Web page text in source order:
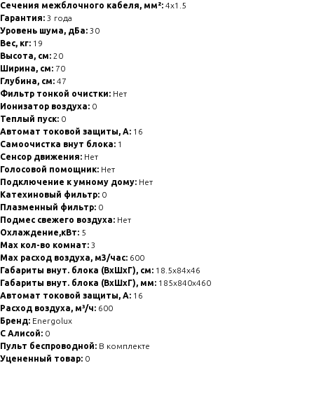
Сечения межблочного кабеля, мм²: 4x1.5
Гарантия: 3 года
Уровень шума, дБа: 30
Вес, кг: 19
Высота, см: 20
Ширина, см: 70
Глубина, см: 47
Фильтр тонкой очистки: Нет
Ионизатор воздуха: 0
Теплый пуск: 0
Автомат токовой защиты, А: 16
Самоочистка внут блока: 1
Сенсор движения: Нет
Голосовой помощник: Нет
Подключение к умному дому: Нет
Катехиновый фильтр: 0
Плазменный фильтр: 0
Подмес свежего воздуха: Нет
Охлаждение,кВт: 5
Max кол-во комнат: 3
Max расход воздуха, м3/час: 600
Габариты внут. блока (ВхШхГ), см: 18.5x84x46
Габариты внут. блока (ВхШхГ), мм: 185x840x460
Автомат токовой защиты, A: 16
Расход воздуха, м³/ч: 600
Бренд: Energolux
С Алисой: 0
Пульт беспроводной: В комплекте
Уцененный товар: 0